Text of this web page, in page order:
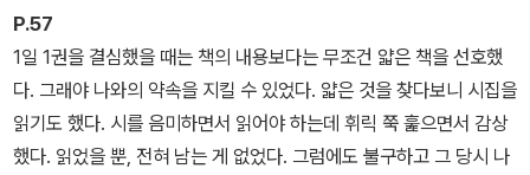
P.57
1일 1권을 결심했을 때는 책의 내용보다는 무조건 얇은 책을 선호했
다. 그래야 나와의 약속을 지킬 수 있었다. 얇은 것을 찾다보니 시집을
읽기도 했다. 시를 음미하면서 읽어야 하는데 휘릭 쭉 훑으면서 감상
했다. 읽었을 뿐, 전혀 남는 게 없었다. 그럼에도 불구하고 그 당시 나